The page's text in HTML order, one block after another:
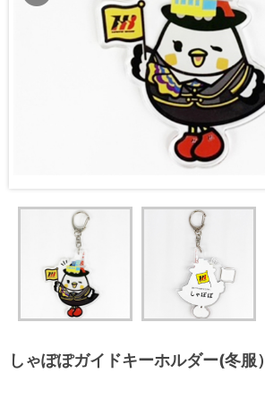
しゃぽぽガイドキーホルダー(冬服）